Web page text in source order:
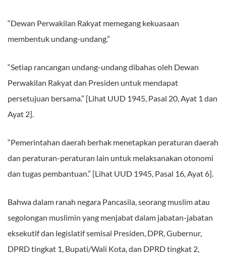
“Dewan Perwakilan Rakyat memegang kekuasaan
membentuk undang-undang.”
“Setiap rancangan undang-undang dibahas oleh Dewan
Perwakilan Rakyat dan Presiden untuk mendapat
persetujuan bersama.” [Lihat UUD 1945, Pasal 20, Ayat 1 dan
Ayat 2].
“Pemerintahan daerah berhak menetapkan peraturan daerah
dan peraturan-peraturan lain untuk melaksanakan otonomi
dan tugas pembantuan.” [Lihat UUD 1945, Pasal 16, Ayat 6].
Bahwa dalam ranah negara Pancasila, seorang muslim atau
segolongan muslimin yang menjabat dalam jabatan-jabatan
eksekutif dan legislatif semisal Presiden, DPR, Gubernur,
DPRD tingkat 1, Bupati/Wali Kota, dan DPRD tingkat 2,